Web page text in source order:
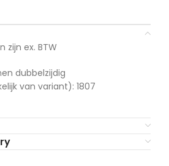
zijn ex. BTW
dubbelzijdig
van variant): 1807